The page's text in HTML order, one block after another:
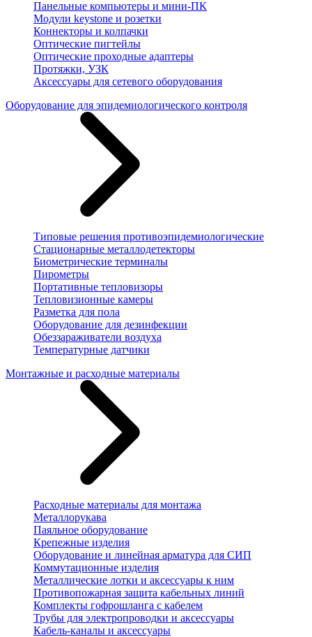
Панельные компьютеры и мини-ПК
Модули keystone и розетки
Коннекторы и колпачки
Оптические пигтейлы
Оптические проходные адаптеры
Протяжки, УЗК
Аксессуары для сетевого оборудования
Оборудование для эпидемиологического контроля
Типовые решения противоэпидемиологические
Стационарные металлодетекторы
Биометрические терминалы
Пирометры
Портативные тепловизоры
Тепловизионные камеры
Разметка для пола
Оборудование для дезинфекции
Обеззараживатели воздуха
Температурные датчики
Монтажные и расходные материалы
Расходные материалы для монтажа
Металлорукава
Паяльное оборудование
Крепежные изделия
Оборудование и линейная арматура для СИП
Коммутационные изделия
Металлические лотки и аксессуары к ним
Противопожарная защита кабельных линий
Комплекты гофрошланга с кабелем
Трубы для электропроводки и аксессуары
Кабель-каналы и аксессуары